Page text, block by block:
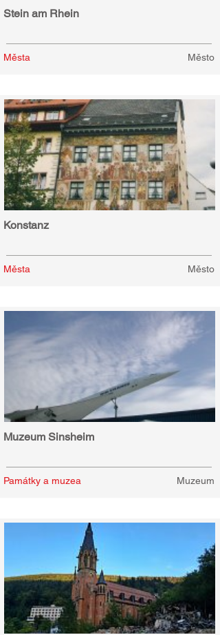
Stein am Rhein
Města Město
Konstanz
Města Město
Muzeum Sinsheim
Památky a muzea Muzeum